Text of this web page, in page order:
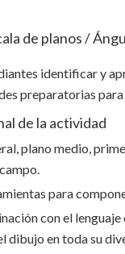
de planos /
identificar y
preparatorias para
de la actividad
plano medio,
para
con el
dibujo en toda su